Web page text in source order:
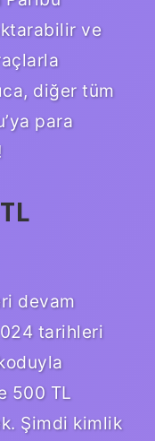
ve
diğer tüm
para
devam
tarihleri
500 TL
Şimdi kimlik